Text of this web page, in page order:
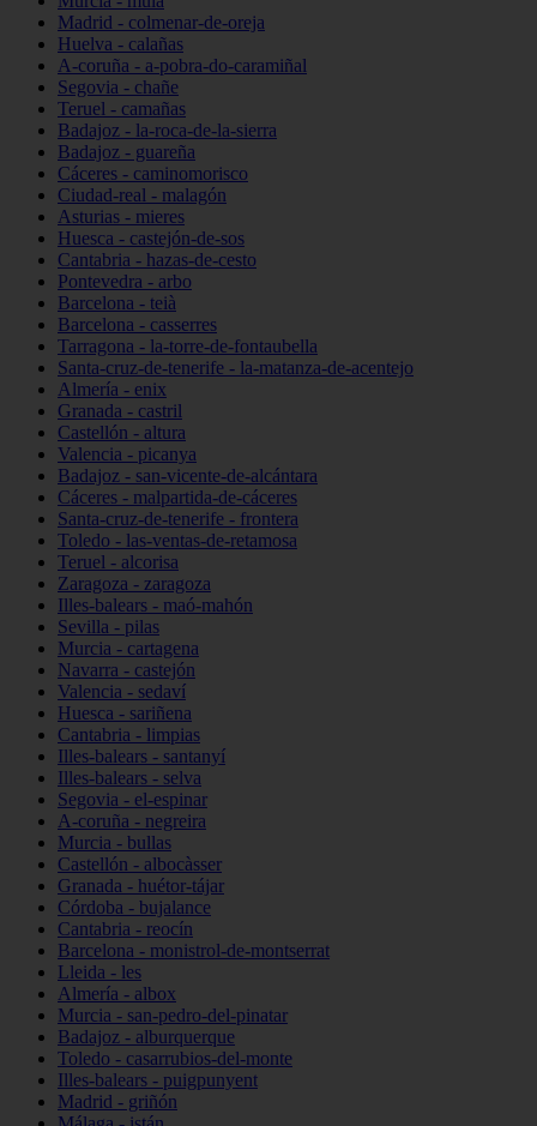
Madrid - colmenar-de-oreja
Huelva - calañas
A-coruña - a-pobra-do-caramiñal
Segovia - chañe
Teruel - camañas
Badajoz - la-roca-de-la-sierra
Badajoz - guareña
Cáceres - caminomorisco
Ciudad-real - malagón
Asturias - mieres
Huesca - castejón-de-sos
Cantabria - hazas-de-cesto
Pontevedra - arbo
Barcelona - teià
Barcelona - casserres
Tarragona - la-torre-de-fontaubella
Santa-cruz-de-tenerife - la-matanza-de-acentejo
Almería - enix
Granada - castril
Castellón - altura
Valencia - picanya
Badajoz - san-vicente-de-alcántara
Cáceres - malpartida-de-cáceres
Santa-cruz-de-tenerife - frontera
Toledo - las-ventas-de-retamosa
Teruel - alcorisa
Zaragoza - zaragoza
Illes-balears - maó-mahón
Sevilla - pilas
Murcia - cartagena
Navarra - castejón
Valencia - sedaví
Huesca - sariñena
Cantabria - limpias
Illes-balears - santanyí
Illes-balears - selva
Segovia - el-espinar
A-coruña - negreira
Murcia - bullas
Castellón - albocàsser
Granada - huétor-tájar
Córdoba - bujalance
Cantabria - reocín
Barcelona - monistrol-de-montserrat
Lleida - les
Almería - albox
Murcia - san-pedro-del-pinatar
Badajoz - alburquerque
Toledo - casarrubios-del-monte
Illes-balears - puigpunyent
Madrid - griñón